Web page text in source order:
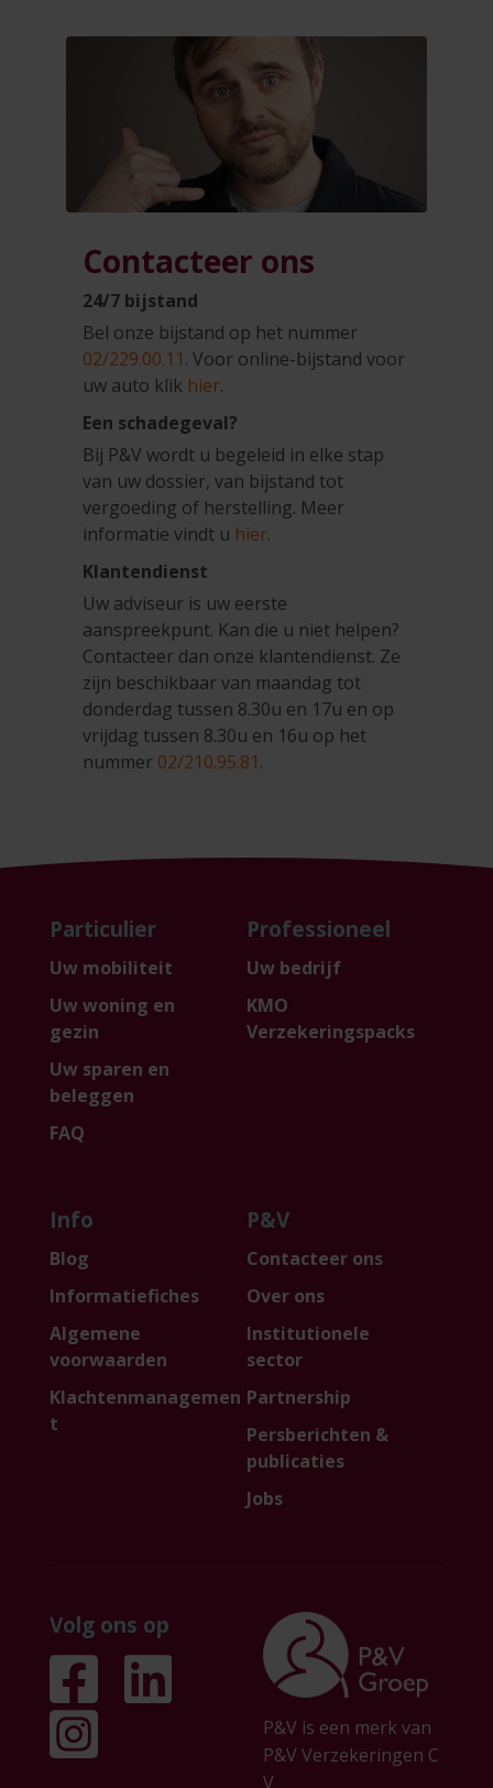
Contacteer ons
24/7 bijstand
Bel onze bijstand op het nummer
02/229.00.11. Voor online-bijstand voor
uw auto klik hier.
Een schadegeval?
Bij P&V wordt u begeleid in elke stap
van uw dossier, van bijstand tot
vergoeding of herstelling. Meer
informatie vindt u hier.
Klantendienst
Uw adviseur is uw eerste
aanspreekpunt. Kan die u niet helpen?
Contacteer dan onze klantendienst. Ze
zijn beschikbaar van maandag tot
donderdag tussen 8.30u en 17u en op
vrijdag tussen 8.30u en 16u op het
nummer 02/210.95.81.
Particulier
Uw mobiliteit
Uw woning en
gezin
Uw sparen en
beleggen
FAQ
Professioneel
Uw bedrijf
KMO
Verzekeringspacks
Info
Blog
Informatiefiches
Algemene
voorwaarden
Klachtenmanagemen
t
P&V
Contacteer ons
Over ons
Institutionele
sector
Partnership
Persberichten &
publicaties
Jobs
Volg ons op
P&V is een merk van
P&V Verzekeringen C
V